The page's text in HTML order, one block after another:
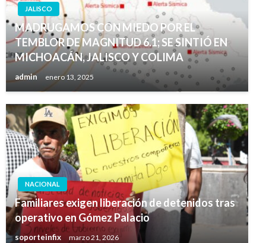
JALISCO
MADRUGAMOS CON MIEDO POR EL
TEMBLOR DE MAGNITUD 6.1; SE SINTIÓ EN
MICHOACÁN, JALISCO Y COLIMA
admin enero 13, 2025
NACIONAL
Familiares exigen liberación de detenidos tras
operativo en Gómez Palacio
soporteinfix marzo 21, 2026